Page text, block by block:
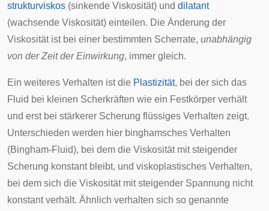
strukturviskos (sinkende Viskosität) und dilatant
(wachsende Viskosität) einteilen. Die Änderung der
Viskosität ist bei einer bestimmten Scherrate, unabhängig
von der Zeit der Einwirkung, immer gleich.
Ein weiteres Verhalten ist die Plastizität, bei der sich das
Fluid bei kleinen Scherkräften wie ein Festkörper verhält
und erst bei stärkerer Scherung flüssiges Verhalten zeigt.
Unterschieden werden hier binghamsches Verhalten
(Bingham-Fluid), bei dem die Viskosität mit steigender
Scherung konstant bleibt, und viskoplastisches Verhalten,
bei dem sich die Viskosität mit steigender Spannung nicht
konstant verhält. Ähnlich verhalten sich so genannte